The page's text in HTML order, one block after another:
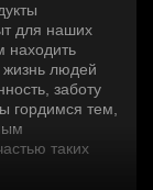
для наших
находить
людей
заботу
гордимся тем,
таких